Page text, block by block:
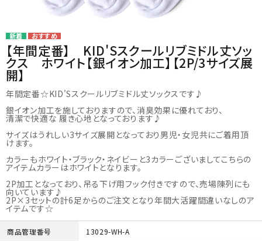
品番でおまとめ注文
ご利用ガイド
プライバシーポリシー
お問い合わせ
call 06-6130-8700
schedule
【年間定番】 KID'Sスクールリブミドル丈ソッ
クス ホワイト【銀イオン加工】【2P/3サイズ展
開】
年間定番☆KID'Sスクールリブミドル丈ソックスです♪
銀イオン加工を施しておりますので、消臭効果に優れており、
清潔で快適な 履き心地となっております♪
サイズはうれしい3サイズ展開となっており男児・女児共にご着用頂
けます。
カラーもホワイト・ブラック・ネイビーと3カラーございましてこちらの
アイテムカラーはホワイトとなります。
2P加工となっており、吊る下げ用フック付きですので、売場陳列にも
向いています♪
2P×3セットの計6足からのご注文となり年間大活躍間違いなしのア
イテムです☆
商品管理番号 13029-WH-A